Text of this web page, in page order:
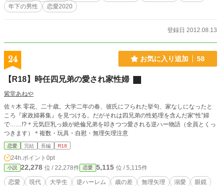
年下の男性
恋愛2020
登録日 2012.08.13
24 お気に入り追加 58
【R18】時任四兄弟の愛され家性婦
紫堂あねや
佐々木 零花、二十歳。大学二年の春、彼氏にフられた挙句、家なしになったと
ころ『家政婦募集』を見つける。だがそれは四兄弟の性処理を含んだ家“性”婦
で……!?＊元気巨乳っ娘が絶倫兄弟を叩きつつ愛される逆ハー物語（全員とくっ
つきます）＊複数・玩具・自慰・無理矢理注意
恋愛 完結 長編 R18
24h.ポイント 0pt
小説 22,278 位 / 22,278件 恋愛 5,115 位 / 5,115件
恋愛 現代 大学生 逆ハーレム 歳の差 無理矢理 溺愛
眼鏡